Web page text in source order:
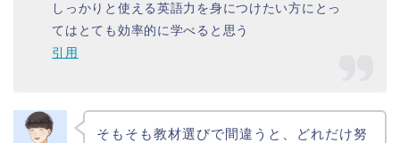
しっかりと使える英語力を身につけたい方にとっ
てはとても効率的に学べると思う
引用
そもそも教材選びで間違うと、どれだけ努